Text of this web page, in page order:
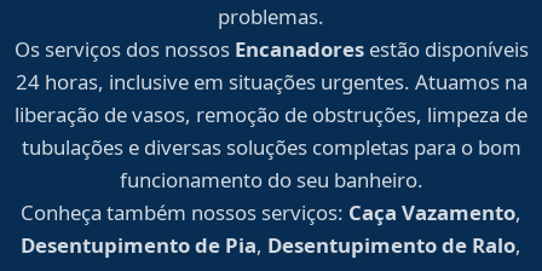
problemas.
Os serviços dos nossos Encanadoresestão disponíveis
24 horas, inclusive em situações urgentes. Atuamos na
liberação de vasos, remoção de obstruções, limpeza de
tubulações e diversas soluções completas para o bom
funcionamento do seu banheiro.
Conheça também nossos serviços: Caça Vazamento,
Desentupimento de Pia, Desentupimento de Ralo,